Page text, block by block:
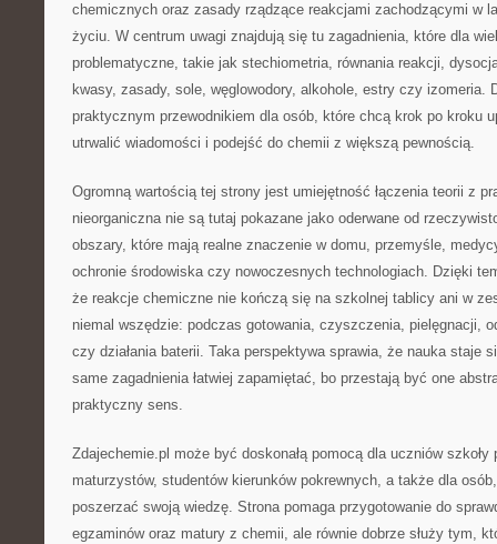
chemicznych oraz zasady rządzące reakcjami zachodzącymi w
życiu. W centrum uwagi znajdują się tu zagadnienia, które dla
problematyczne, takie jak stechiometria, równania reakcji,
kwasy, zasady, sole, węglowodory, alkohole, estry czy izomeria.
praktycznym przewodnikiem dla osób, które chcą krok po kroku
utrwalić wiadomości i podejść do chemii z większą pewnością.
Ogromną wartością tej strony jest umiejętność łączenia teorii z
nieorganiczna nie są tutaj pokazane jako oderwane od
obszary, które mają realne znaczenie w domu, przemyśle,
ochronie środowiska czy nowoczesnych technologiach. Dzięki
że reakcje chemiczne nie kończą się na szkolnej tablicy ani w
niemal wszędzie: podczas gotowania, czyszczenia, pielęgnacji,
czy działania baterii. Taka perspektywa sprawia, że nauka staje
same zagadnienia łatwiej zapamiętać, bo przestają być one
praktyczny sens.
Zdajechemie.pl może być doskonałą pomocą dla uczniów szkoły
maturzystów, studentów kierunków pokrewnych, a także dla
poszerzać swoją wiedzę. Strona pomaga przygotowanie do
egzaminów oraz matury z chemii, ale równie dobrze służy tym,